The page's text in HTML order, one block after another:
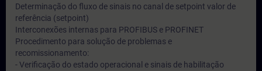
Determinação do fluxo de sinais no canal de setpoint valor de
referência (setpoint)
Interconexões internas para PROFIBUS e PROFINET
Procedimento para solução de problemas e
recomissionamento:
- Verificação do estado operacional e sinais de habilitação